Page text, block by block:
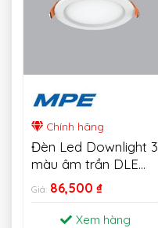
Chính hãng
Đèn Led Downlight 3
màu âm trần DLE
MPE 6W-18W
Giá: 86,500 ₫
Xem hàng